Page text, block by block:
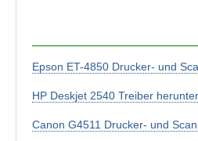
Epson ET-4850 Drucker- und
HP Deskjet 2540 Treiber
Canon G4511 Drucker- und